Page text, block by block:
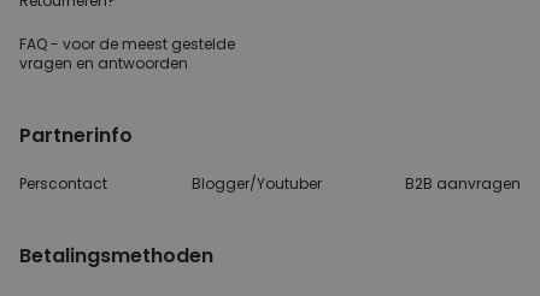
FAQ - voor de meest gestelde
vragen en antwoorden
Partnerinfo
Perscontact Blogger/Youtuber B2B aanvragen
Betalingsmethoden